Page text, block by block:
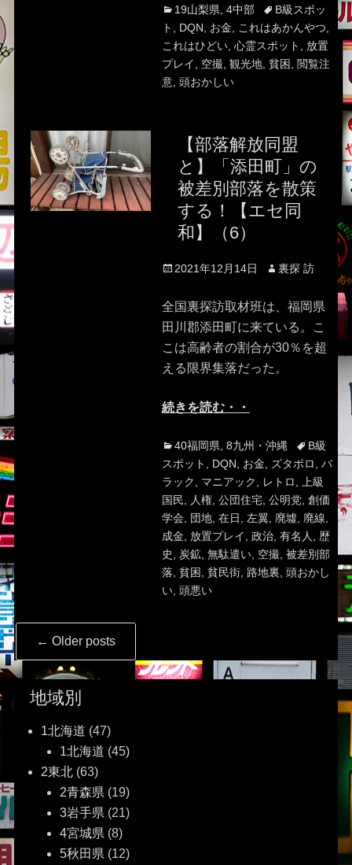
Categories
19山梨県 4中部 TagsB級スポッ
ト
DQN お金 これはあかんやつ
これはひどい, 心霊スポット
放置
プレイ
空撮, 観光地, 貧困
閲覧注
意, 頭おかしい
【部落解放同盟
と】「添田町」の
被差別部落を散策
する！【エセ同
和】（6）
Posted
2021年12月14日 Author
裏探 訪
全国裏探訪取材班は、福岡県
田川郡添田町に来ている。こ
こは高齢者の割合が30％を超
える限界集落だった。
続きを読む・・
Categories
40福岡県 8九州・沖縄 TagsB級
スポット
DQN お金 ズタボロ
バ
ラック
マニアック レトロ
上級
国民
人権, 公団住宅, 公明党, 創価
学会, 団地, 在日 左翼 廃墟 廃線
成金 放置プレイ 政治, 有名人
歴
史
炭鉱, 無駄遣い, 空撮, 被差別部
落 貧困 貧民街, 路地裏 頭おかし
い, 頭悪い
Post
navigation
← Older posts
地域別
1北海道 (47)
1北海道 (45)
2東北(63)
2青森県 (19)
3岩手県 (21)
4宮城県 (8)
5秋田県 (12)